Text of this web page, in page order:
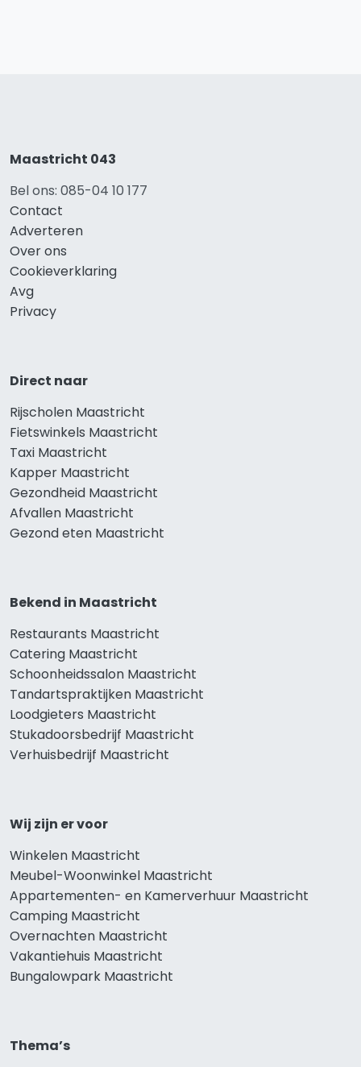
Maastricht 043
Bel ons: 085-04 10 177
Contact
Adverteren
Over ons
Cookieverklaring
Avg
Privacy
Direct naar
Rijscholen Maastricht
Fietswinkels Maastricht
Taxi Maastricht
Kapper Maastricht
Gezondheid Maastricht
Afvallen Maastricht
Gezond eten Maastricht
Bekend in Maastricht
Restaurants Maastricht
Catering Maastricht
Schoonheidssalon Maastricht
Tandartspraktijken Maastricht
Loodgieters Maastricht
Stukadoorsbedrijf Maastricht
Verhuisbedrijf Maastricht
Wij zijn er voor
Winkelen Maastricht
Meubel-Woonwinkel Maastricht
Appartementen- en Kamerverhuur Maastricht
Camping Maastricht
Overnachten Maastricht
Vakantiehuis Maastricht
Bungalowpark Maastricht
Thema’s